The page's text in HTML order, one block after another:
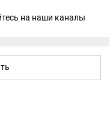
на наши каналы